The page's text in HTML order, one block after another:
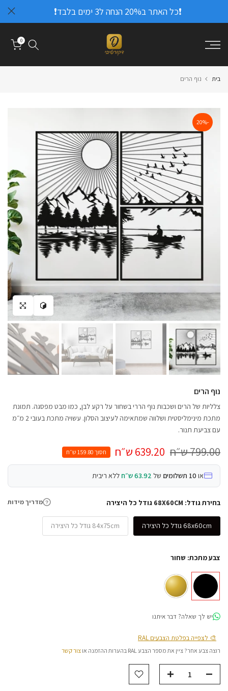
לתוכן
❗כל האתר ב20% הנחה ל3 ימים בלבד❗
0
בית נוף הרים
-20%
צפה במרחב שלךלחץ להגדלה
נוף הרים
צלליות של הרים ושכבות נוף הררי בשחור על רקע לבן, כמו מבט מפסגה. תמונת
מתכת מינימליסטית ושלווה שמתאימה לעיצוב הסלון. עשויה מתכת בעובי 2 מ״מ
עם צביעת תנור.
799.00 ש״ח 639.20 ש״ח חסוך 159.80 ש״ח
או10 תשלומים של 63.92 ש״ח ללא ריבית
בחירת גודל: 68X60CM גודל כל היצירה ? מדריך מידות
68x60cm גודל כל היצירה 84x75cm גודל כל היצירה
צבע מתכת: שחור
יש לך שאלה? דבר איתנו
🎨 לצפייה בפלטת הצבעים RAL
רוצה צבע אחר? ציין את מספר הצבע RAL בהערות ההזמנה או צור קשר